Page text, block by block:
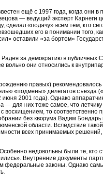
ещё с 1997 года, когда они в
— ведущий эксперт Карнеги
сделал «подачу» всем тем, кто
его в понимании того,
оставили «за бортом»
за демократию в публичных
они относились к
правых) рекомендовалось
«подмены» делегатов съезда
2001 года). Однако
— для них тоже самое, что
восхищением, то соответственно
без кворума Вадим
области. Вследствие
всех принимаемых
недовольны были те, кто
Внутренние документы
законы. Однако